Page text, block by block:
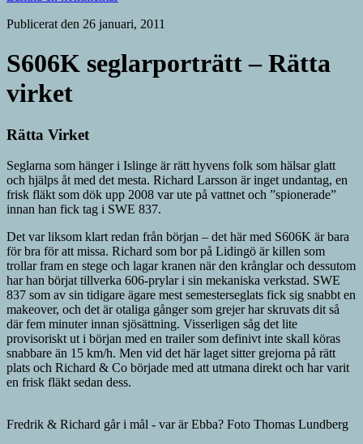
Publicerat den 26 januari, 2011
S606K seglarporträtt – Rätta
virket
Rätta Virket
Seglarna som hänger i Islinge är rätt hyvens folk som hälsar glatt
och hjälps åt med det mesta. Richard Larsson är inget undantag, en
frisk fläkt som dök upp 2008 var ute på vattnet och ”spionerade”
innan han fick tag i SWE 837.
Det var liksom klart redan från början – det här med S606K är bara
för bra för att missa. Richard som bor på Lidingö är killen som
trollar fram en stege och lagar kranen när den krånglar och dessutom
har han börjat tillverka 606-prylar i sin mekaniska verkstad. SWE
837 som av sin tidigare ägare mest semesterseglats fick sig snabbt en
makeover, och det är otaliga gånger som grejer har skruvats dit så
där fem minuter innan sjösättning. Visserligen såg det lite
provisoriskt ut i början med en trailer som definivt inte skall köras
snabbare än 15 km/h. Men vid det här laget sitter grejorna på rätt
plats och Richard & Co började med att utmana direkt och har varit
en frisk fläkt sedan dess.
Fredrik & Richard går i mål - var är Ebba? Foto Thomas Lundberg